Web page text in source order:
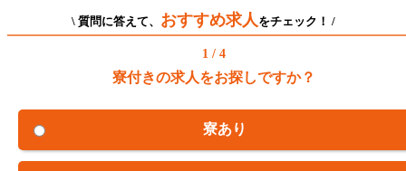
\ 質問に答えて、 おすすめ求人 をチェック！ /
1 / 4
寮付きの求人をお探しですか？
寮あり